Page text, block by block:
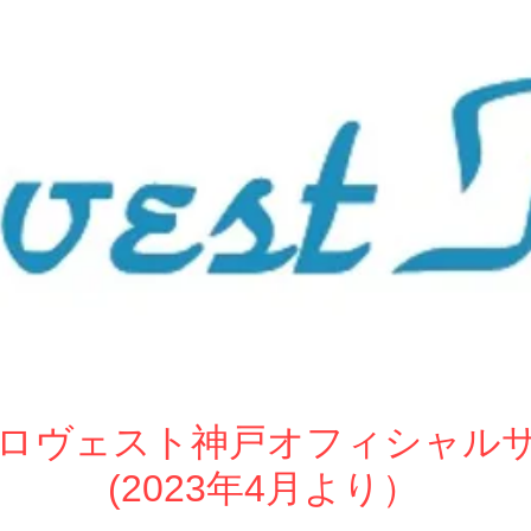
ヴェスト神戸オフィシャル
(2023年4月より）